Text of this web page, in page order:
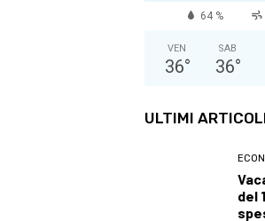
64 %
VEN
36°
SAB
36°
ULTIMI
del